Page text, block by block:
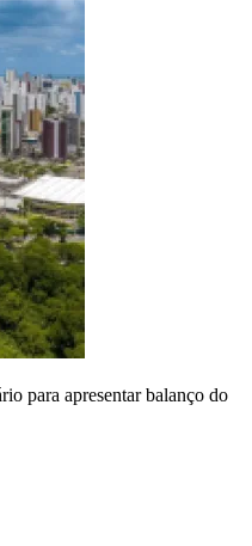
para apresentar balanço do